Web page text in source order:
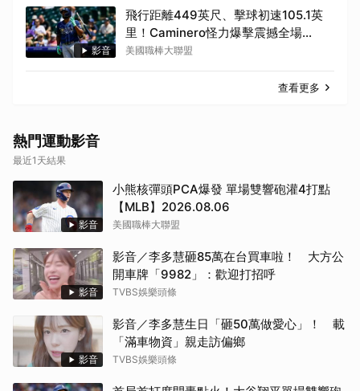
影音
飛行距離449英尺、擊球初速105.1英
里！Caminero怪力爆擊震撼全場
【MLB】2026.08.06
美國職棒大聯盟
查看更多
熱門運動影音
最近1天結果
影音
小熊核彈頭PCA爆發 單場雙響砲灌4打點
【MLB】2026.08.06
美國職棒大聯盟
影音
影音／李多慧砸85萬在台買車啦！ 大方公
開車牌「9982」：歡迎打招呼
TVBS娛樂頭條
影音
影音／李多慧生日「砸50萬做愛心」！ 載
「滿車物資」親走訪偏鄉
TVBS娛樂頭條